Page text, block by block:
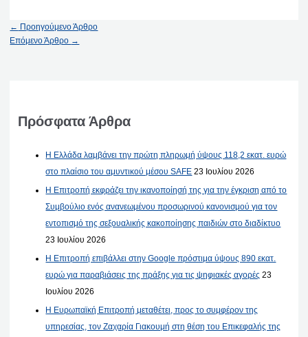
← Προηγούμενο Άρθρο
Επόμενο Άρθρο →
Πρόσφατα Άρθρα
Η Ελλάδα λαμβάνει την πρώτη πληρωμή ύψους 118,2 εκατ. ευρώ
στο πλαίσιο του αμυντικού μέσου SAFE 23 Ιουλίου 2026
Η Επιτροπή εκφράζει την ικανοποίησή της για την έγκριση από το
Συμβούλιο ενός ανανεωμένου προσωρινού κανονισμού για τον
εντοπισμό της σεξουαλικής κακοποίησης παιδιών στο διαδίκτυο
23 Ιουλίου 2026
Η Επιτροπή επιβάλλει στην Google πρόστιμα ύψους 890 εκατ.
ευρώ για παραβιάσεις της πράξης για τις ψηφιακές αγορές 23
Ιουλίου 2026
Η Ευρωπαϊκή Επιτροπή μεταθέτει, προς το συμφέρον της
υπηρεσίας, τον Ζαχαρία Γιακουμή στη θέση του Επικεφαλής της